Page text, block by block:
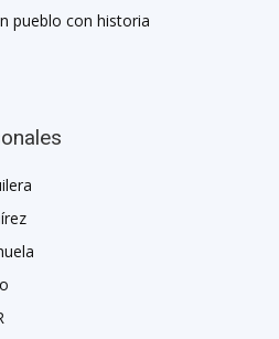
pueblo con historia